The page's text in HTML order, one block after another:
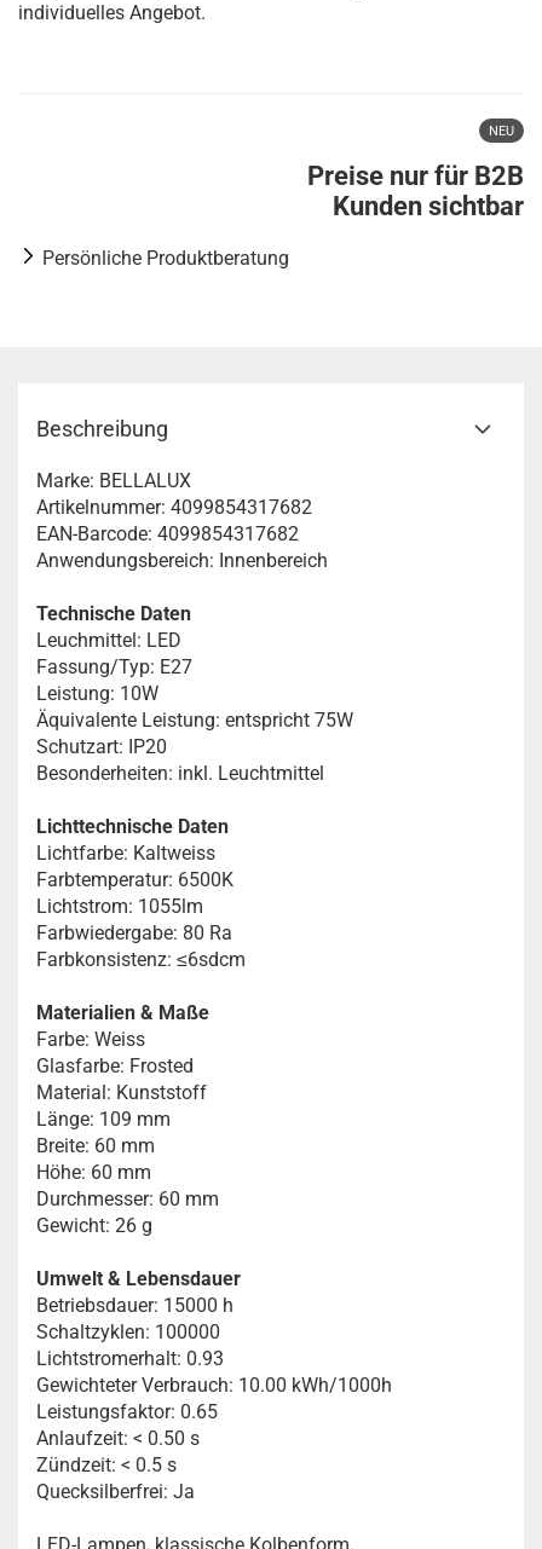
individuelles Angebot.
NEU
Preise nur für B2B
Kunden sichtbar
Persönliche Produktberatung
Beschreibung
Marke: BELLALUX
Artikelnummer: 4099854317682
EAN-Barcode: 4099854317682
Anwendungsbereich: Innenbereich
Technische Daten
Leuchmittel: LED
Fassung/Typ: E27
Leistung: 10W
Äquivalente Leistung: entspricht 75W
Schutzart: IP20
Besonderheiten: inkl. Leuchtmittel
Lichttechnische Daten
Lichtfarbe: Kaltweiss
Farbtemperatur: 6500K
Lichtstrom: 1055lm
Farbwiedergabe: 80 Ra
Farbkonsistenz: ≤6sdcm
Materialien & Maße
Farbe: Weiss
Glasfarbe: Frosted
Material: Kunststoff
Länge: 109 mm
Breite: 60 mm
Höhe: 60 mm
Durchmesser: 60 mm
Gewicht: 26 g
Umwelt & Lebensdauer
Betriebsdauer: 15000 h
Schaltzyklen: 100000
Lichtstromerhalt: 0.93
Gewichteter Verbrauch: 10.00 kWh/1000h
Leistungsfaktor: 0.65
Anlaufzeit: < 0.50 s
Zündzeit: < 0.5 s
Quecksilberfrei: Ja